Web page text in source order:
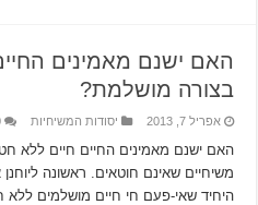
האם ישנם מאמינים
בצורה מושלמת?
אפריל 7, 2013 יסודות המשיחיות
האם ישנם מאמינים החיים חיים ללא
היחיד שאי-פעם חי חיים מושלמים